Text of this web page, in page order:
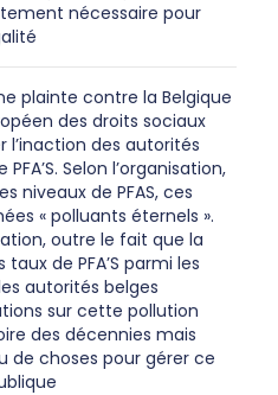
nécessaire pour
plainte contre la Belgique
des droits sociaux
l’inaction des autorités
Selon l’organisation,
niveaux de PFAS, ces
« polluants éternels ».
outre le fait que la
de PFA’S parmi les
autorités belges
sur cette pollution
des décennies mais
de choses pour gérer ce